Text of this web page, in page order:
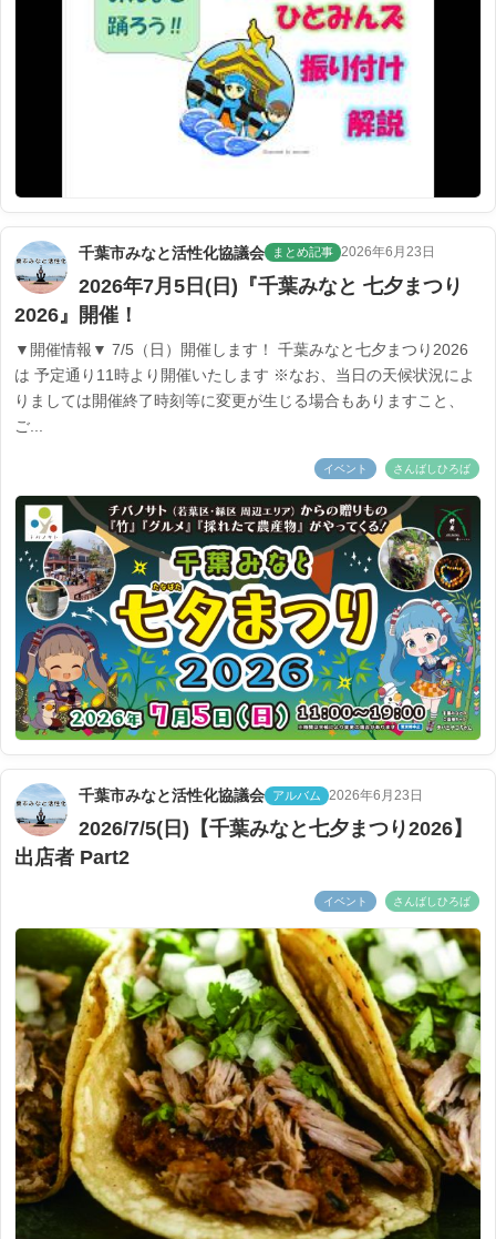
千葉市みなと活性化協議会 まとめ記事 2026年6月23日
2026年7月5日(日)『千葉みなと 七夕まつり
2026』開催！
▼開催情報▼ 7/5（日）開催します！ 千葉みなと七夕まつり2026
は 予定通り11時より開催いたします ※なお、当日の天候状況によ
りましては開催終了時刻等に変更が生じる場合もありますこと、
ご...
イベント さんばしひろば
千葉市みなと活性化協議会 アルバム 2026年6月23日
2026/7/5(日)【千葉みなと七夕まつり2026】
出店者 Part2
イベント さんばしひろば